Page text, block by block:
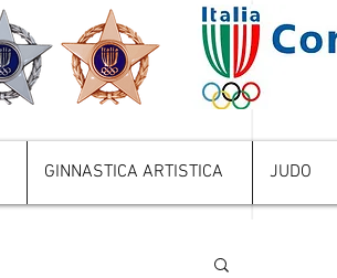
GINNASTICA ARTISTICA JUDO